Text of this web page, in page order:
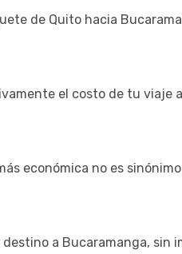
de Quito hacia
el costo de tu viaje
económica no es
a Bucaramanga, sin